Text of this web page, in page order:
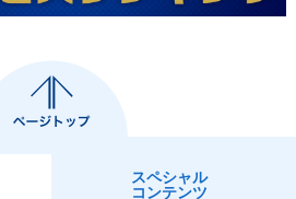
スペシャル
コンテンツ